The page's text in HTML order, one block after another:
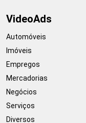
VideoAds
Automóveis
Imóveis
Empregos
Mercadorias
Negócios
Serviços
Diversos